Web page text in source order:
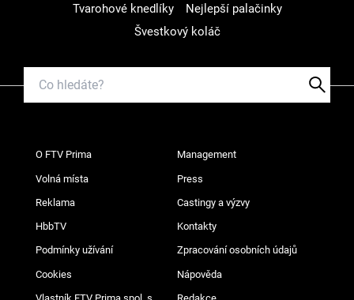
Tvarohové knedlíky
Nejlepší palačinky
Švestkový koláč
O FTV Prima Management
Volná místa Press
Reklama Castingy a výzvy
HbbTV Kontakty
Podmínky užívání Zpracování osobních údajů
Cookies Nápověda